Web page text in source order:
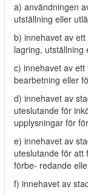
a) användningen
utställning eller
b) innehavet av
lagring, utställning
c) innehavet av
bearbetning eller
d) innehavet av
uteslutande för
upplysningar för
e) innehavet av
uteslutande för att
förbe- redande
f) innehavet av